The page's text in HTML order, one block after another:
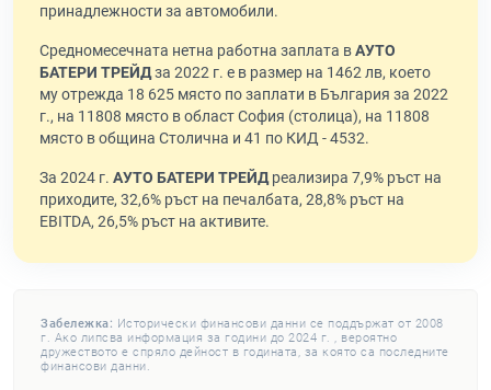
принадлежности за автомобили.
Средномесечната нетна работна заплата вАУТО
БАТЕРИ ТРЕЙДза 2022 г. е в размер на 1462 лв, което
му отрежда 18 625 място по заплати в България за 2022
г., на 11808 място в област София (столица), на 11808
място в община Столична и 41 по КИД - 4532.
За 2024 г. АУТО БАТЕРИ ТРЕЙДреализира 7,9% ръст на
приходите, 32,6% ръст на печалбата, 28,8% ръст на
EBITDA, 26,5% ръст на активите.
Забележка: Исторически финансови данни се поддържат от 2008
г. Ако липсва информация за години до 2024 г. , вероятно
дружеството е спряло дейност в годината, за която са последните
финансови данни.